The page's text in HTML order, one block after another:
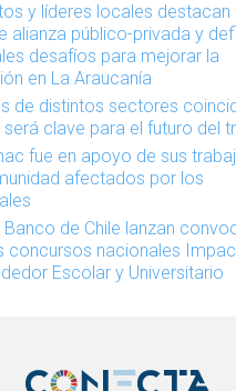
y líderes locales destacan
alianza público-privada y
desafíos para mejorar la
en La Araucanía
de distintos sectores
clave para el futuro del
fue en apoyo de sus
afectados por los
Banco de Chile lanzan
concursos nacionales
Escolar y Universitario